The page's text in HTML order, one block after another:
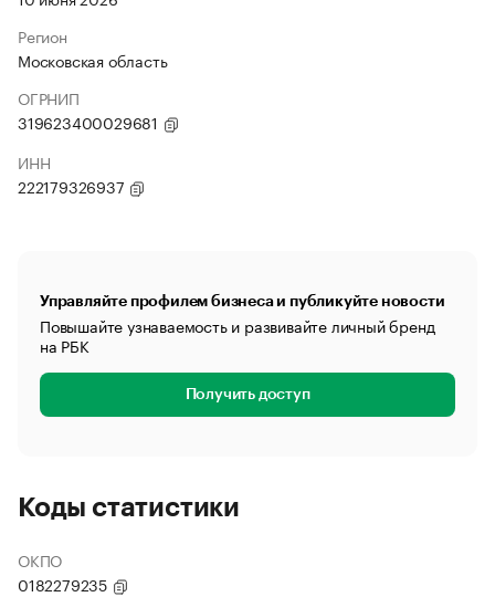
Регион
Московская область
ОГРНИП
319623400029681
ИНН
222179326937
Управляйте профилем бизнеса и публикуйте новости
Повышайте узнаваемость и развивайте личный бренд
на РБК
Получить доступ
Коды статистики
ОКПО
0182279235